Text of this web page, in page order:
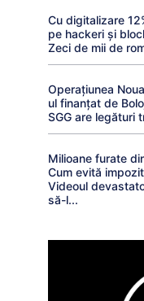
Cu digitalizare
pe hackeri și
Zeci de mii de
Operațiunea
ul finanțat de
SGG are legături
Milioane furate
Cum evită
Videoul
să-l...